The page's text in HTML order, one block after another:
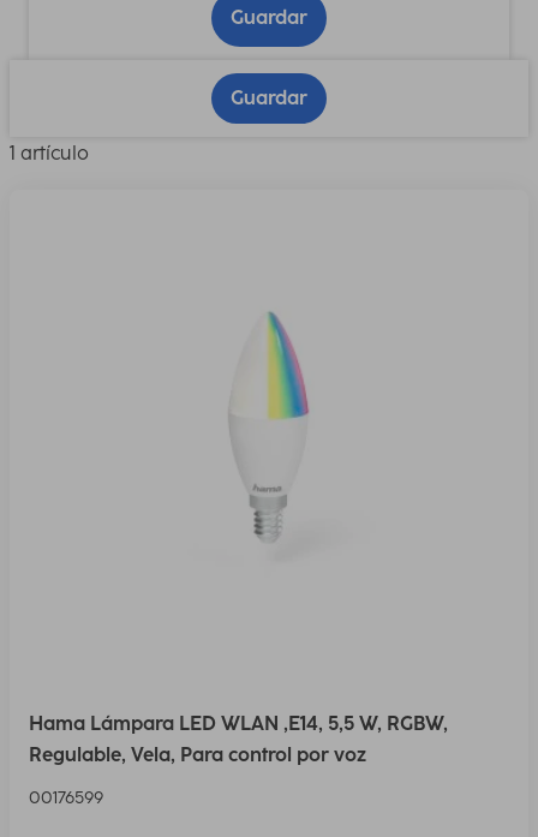
Guardar
Guardar
1 artículo
Hama Lámpara LED WLAN ,E14, 5,5 W, RGBW,
Regulable, Vela, Para control por voz
00176599